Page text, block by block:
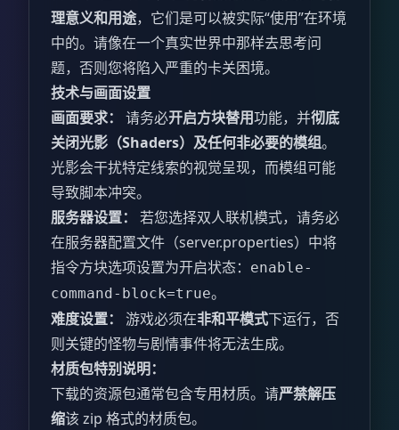
理意义和用途，它们是可以被实际“使用”在环境
中的。请像在一个真实世界中那样去思考问
题，否则您将陷入严重的卡关困境。
技术与画面设置
画面要求：
请务必开启方块替用功能，并彻底
关闭光影（Shaders）及任何非必要的模组。
光影会干扰特定线索的视觉呈现，而模组可能
导致脚本冲突。
服务器设置：
若您选择双人联机模式，请务必
在服务器配置文件（server.properties）中将
指令方块选项设置为开启状态：
enable-
command-block=true。
难度设置：
游戏必须在非和平模式下运行，否
则关键的怪物与剧情事件将无法生成。
材质包特别说明：
下载的资源包通常包含专用材质。请严禁解压
缩该 zip 格式的材质包。